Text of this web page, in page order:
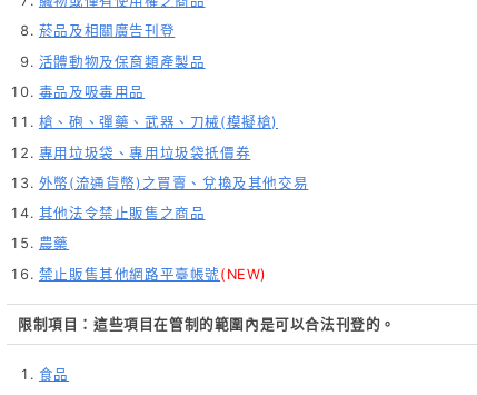
菸品及相關廣告刊登
活體動物及保育類產製品
毒品及吸毒用品
槍、砲、彈藥、武器、刀械(模擬槍)
專用垃圾袋、專用垃圾袋抵價券
外幣(流通貨幣)之買賣、兌換及其他交易
其他法令禁止販售之商品
農藥
禁止販售其他網路平臺帳號 (NEW)
限制項目：這些項目在管制的範圍內是可以合法刊登的。
食品